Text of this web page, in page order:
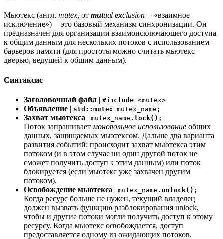
Мьютекс (англ. mutex, от mutual exclusion— «взаимное
исключение») — это базовый механизм синхронизации. Он
предназначен для организации взаимоисключающего доступа
к общим данным для нескольких потоков с использованием
барьеров памяти (для простоты можно считать мьютекс
дверью, ведущей к общим данным).
Синтаксис
Заголовочный файл | #include <mutex>
Объявление | std::mutex mutex_name;
Захват мьютекса | mutex_name .lock() ;
Поток запрашивает монопольное использование общих
данных, защищаемых мьютексом. Дальше два варианта
развития событий: происходит захват мьютекса этим
потоком (и в этом случае ни один другой поток не
сможет получить доступ к этим данным) или поток
блокируется (если мьютекс уже захвачен другим
потоком).
Освобождение мьютекса | mutex_name .unlock() ;
Когда ресурс больше не нужен, текущий владелец
должен вызвать функцию разблокирования unlock,
чтобы и другие потоки могли получить доступ к этому
ресурсу. Когда мьютекс освобождается, доступ
предоставляется одному из ожидающих потоков.